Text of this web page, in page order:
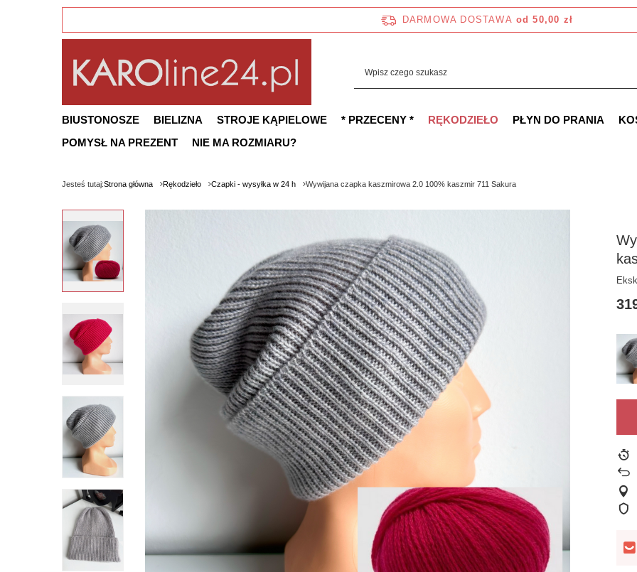
DARMOWA DOSTAWA od 50,00 zł
BIUSTONOSZE BIELIZNA STROJE KĄPIELOWE * PRZECENY * RĘKODZIEŁO PŁYN DO PRANIA
POMYSŁ NA PREZENT
NIE MA ROZMIARU?
Jesteś tutaj:Strona główna Rękodzieło Czapki - wysyłka w 24 h Wywijana czapka kaszmirowa 2.0 100% kaszmir 711 Sakura